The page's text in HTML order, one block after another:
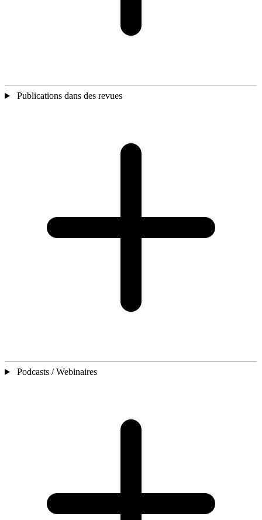
Publications dans des revues
Podcasts / Webinaires